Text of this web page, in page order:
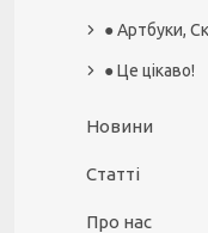
● Артбуки,
● Це цікаво!
Новини
Статті
Про нас